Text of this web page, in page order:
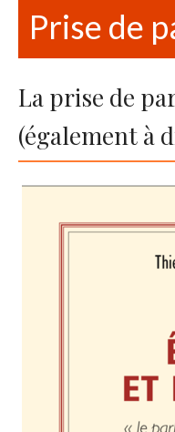
Prise de
La prise de
(également à